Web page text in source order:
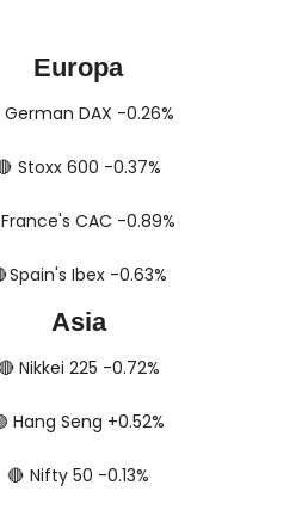
Europa
​​​​​​ German DAX -0.26%
​​​​​​​​  Stoxx 600 -0.37%
France's CAC -0.89%
​​​​​​​​  Spain's Ibex -0.63%
Asia
​​​​ Nikkei 225 -0.72%
​​​​ Hang Seng +0.52%
🔴 ​​​  Nifty 50 -0.13%